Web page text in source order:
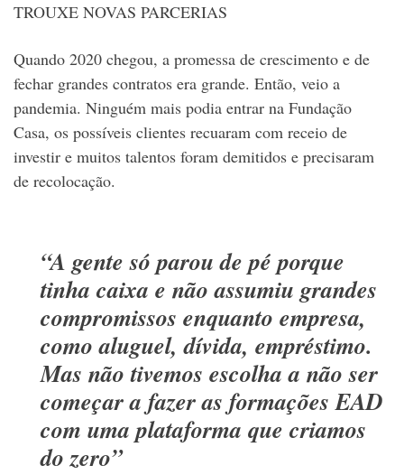
TROUXE NOVAS PARCERIAS
Quando 2020 chegou, a promessa de crescimento e de
fechar grandes contratos era grande. Então, veio a
pandemia. Ninguém mais podia entrar na Fundação
Casa, os possíveis clientes recuaram com receio de
investir e muitos talentos foram demitidos e precisaram
de recolocação.
“A gente só parou de pé porque
tinha caixa e não assumiu grandes
compromissos enquanto empresa,
como aluguel, dívida, empréstimo.
Mas não tivemos escolha a não ser
começar a fazer as formações EAD
com uma plataforma que criamos
do zero”